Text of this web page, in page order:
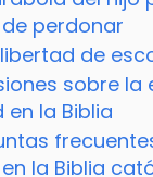
perdonar
libertad de
sobre la
la Biblia
la Biblia